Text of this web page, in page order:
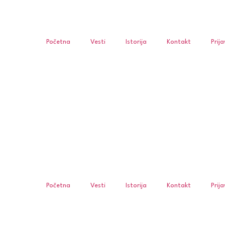
Početna Vesti Istorija Kontakt
Početna Vesti Istorija Kontakt